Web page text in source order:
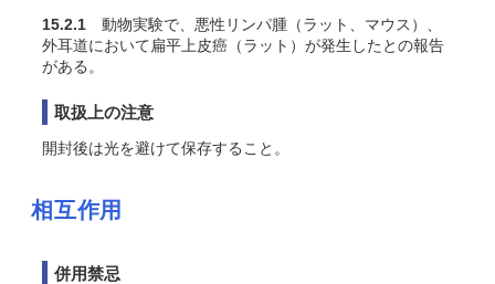
15.2.1 動物実験で、悪性リンパ腫（ラット
、マウス）、
外耳道において扁平上皮癌（ラット ）が発生したとの報告
がある。
取扱上の注意
開封後は光を避けて保存すること。
相互作用
併用禁忌